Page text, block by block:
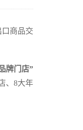
口商品交
牌门店”
、8大年